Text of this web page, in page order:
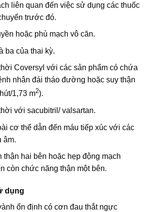
liên quan đến việc sử dụng các thuốc
trước đó.
hoặc phù mạch vô căn.
ba của thai kỳ.
Coversyl với các sản phẩm có chứa
nhân đái tháo đường hoặc suy thận
1,73 m2).
với sacubitril/ valsartan.
cơ thể dẫn đến máu tiếp xúc với các
âm.
thận hai bên hoặc hẹp động mạch
còn chức năng thận một bên.
dụng
ổn định có cơn đau thắt ngực